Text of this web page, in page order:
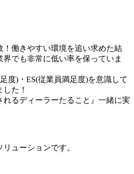
！働きやすい環境を追い求めた結
でも非常に低い率を保っていま
度)・ES(従業員満足度)を意識して
た！
るディーラーたること』一緒に実
ューションです。